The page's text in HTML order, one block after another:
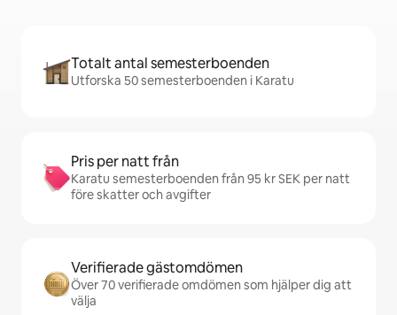
Totalt antal semesterboenden
Utforska 50 semesterboenden i Karatu
Pris per natt från
Karatu semesterboenden från 95 kr SEK per natt
före skatter och avgifter
Verifierade gästomdömen
Över 70 verifierade omdömen som hjälper dig att
välja